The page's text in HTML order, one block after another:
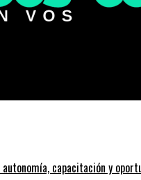
capacitación y